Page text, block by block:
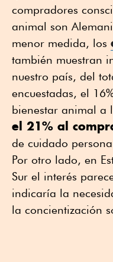
compradores
animal son
menor medida, los
también muestran
nuestro país, del
encuestadas, el
bienestar animal a
el 21% al
de cuidado
Por otro lado, en
Sur el interés
indicaría la
la concientización